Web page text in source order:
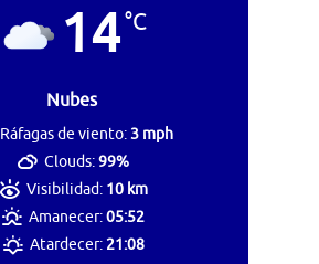
14°C
Nubes
Ráfagas de viento:3 mph
Clouds:99%
Visibilidad: 10 km
Amanecer:05:52
Atardecer:21:08